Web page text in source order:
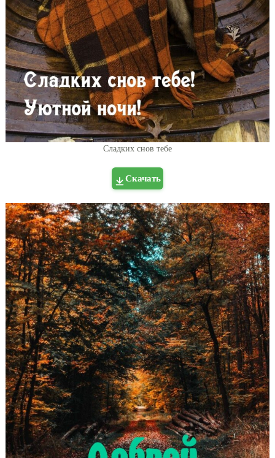
Сладких снов тебе
Скачать